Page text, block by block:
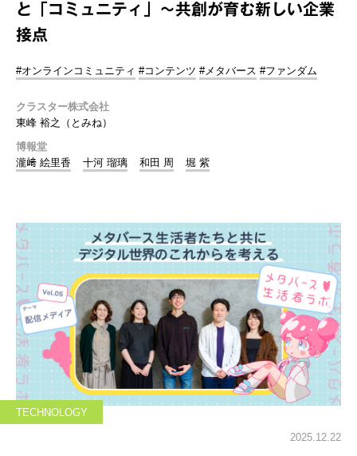
と「コミュニティ」～共創が育む新しい企業
接点
#オンラインコミュニティ #コンテンツ #メタバース #ファンダム
クラスター株式会社
東峰 裕之（とみね）
博報堂
瀧﨑 絵里香
十河 瑠璃 和田 周 堀 紫
TECHNOLOGY
2025.12.22